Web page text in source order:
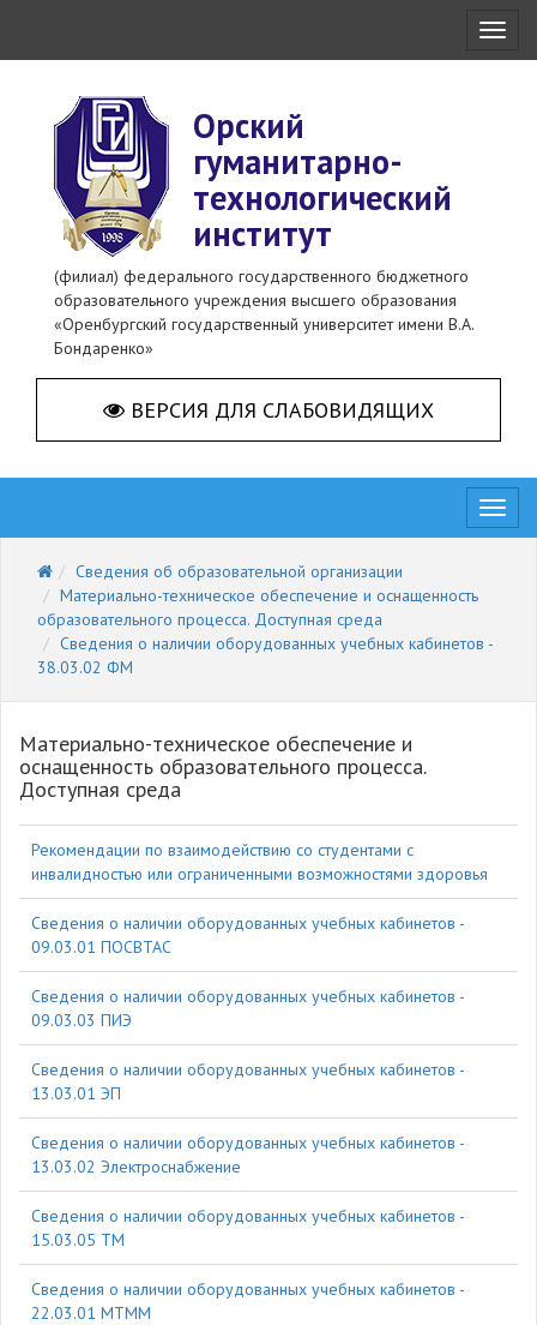
Орский
гуманитарно-
технологический
институт
(филиал) федерального государственного бюджетного
образовательного учреждения высшего образования
«Оренбургский государственный университет имени В.А.
Бондаренко»
ВЕРСИЯ ДЛЯ СЛАБОВИДЯЩИХ
Сведения об образовательной организации
Материально-техническое обеспечение и оснащенность
образовательного процесса. Доступная среда
Cведения о наличии оборудованных учебных кабинетов -
38.03.02 ФМ
Материально-техническое обеспечение и
оснащенность образовательного процесса.
Доступная среда
Рекомендации по взаимодействию со студентами с
инвалидностью или ограниченными возможностями здоровья
Cведения о наличии оборудованных учебных кабинетов -
09.03.01 ПОСВТАС
Cведения о наличии оборудованных учебных кабинетов -
09.03.03 ПИЭ
Cведения о наличии оборудованных учебных кабинетов -
13.03.01 ЭП
Cведения о наличии оборудованных учебных кабинетов -
13.03.02 Электроснабжение
Cведения о наличии оборудованных учебных кабинетов -
15.03.05 ТМ
Cведения о наличии оборудованных учебных кабинетов -
22.03.01 МТММ